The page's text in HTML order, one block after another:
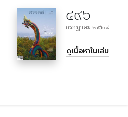
๔๙๖
กรกฎาคม ๒๕๖๙
ดูเนื้อหาในเล่ม